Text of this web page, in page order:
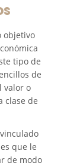
objetivo
tipo de
de
valor o
clase de
que le
de modo